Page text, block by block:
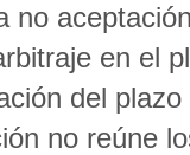
no
en el
del
no reúne